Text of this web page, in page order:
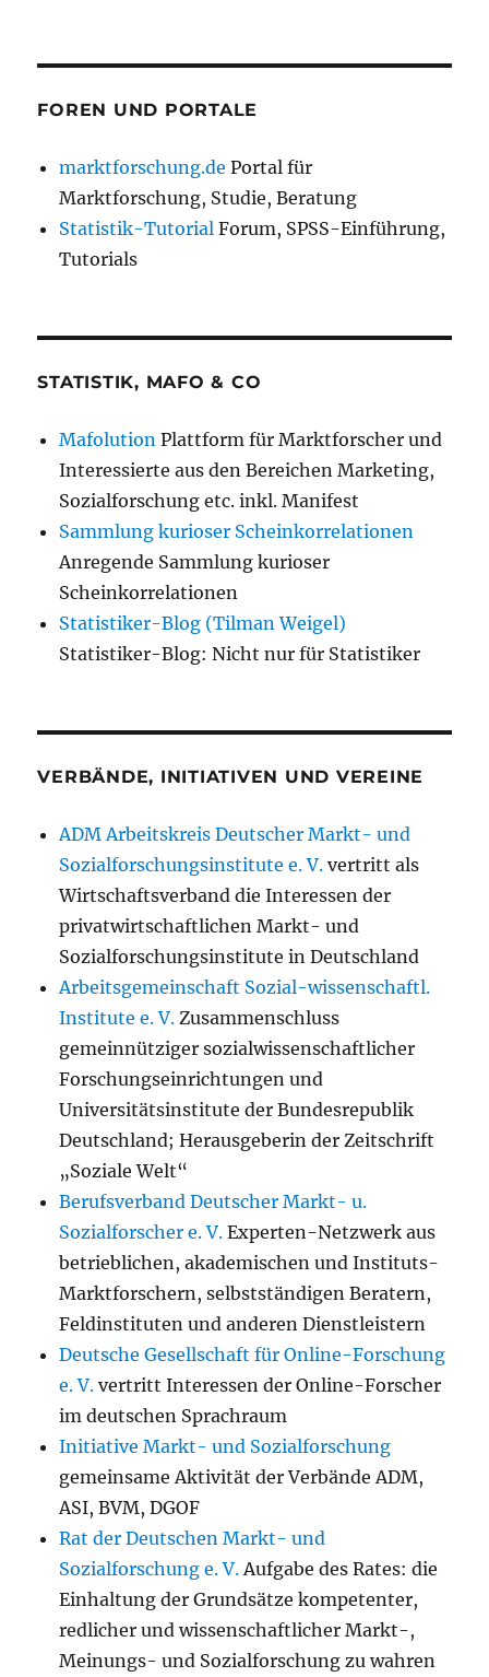
FOREN UND PORTALE
marktforschung.de Portal für
Marktforschung, Studie, Beratung
Statistik-Tutorial Forum, SPSS-Einführung,
Tutorials
STATISTIK, MAFO & CO
Mafolution Plattform für Marktforscher und
Interessierte aus den Bereichen Marketing,
Sozialforschung etc. inkl. Manifest
Sammlung kurioser Scheinkorrelationen
Anregende Sammlung kurioser
Scheinkorrelationen
Statistiker-Blog (Tilman Weigel)
Statistiker-Blog: Nicht nur für Statistiker
VERBÄNDE, INITIATIVEN UND VEREINE
ADM Arbeitskreis Deutscher Markt- und
Sozialforschungsinstitute e. V. vertritt als
Wirtschaftsverband die Interessen der
privatwirtschaftlichen Markt- und
Sozialforschungsinstitute in Deutschland
Arbeitsgemeinschaft Sozial-wissenschaftl.
Institute e. V. Zusammenschluss
gemeinnütziger sozialwissenschaftlicher
Forschungseinrichtungen und
Universitätsinstitute der Bundesrepublik
Deutschland; Herausgeberin der Zeitschrift
„Soziale Welt“
Berufsverband Deutscher Markt- u.
Sozialforscher e. V. Experten-Netzwerk aus
betrieblichen, akademischen und Instituts-
Marktforschern, selbstständigen Beratern,
Feldinstituten und anderen Dienstleistern
Deutsche Gesellschaft für Online-Forschung
e. V. vertritt Interessen der Online-Forscher
im deutschen Sprachraum
Initiative Markt- und Sozialforschung
gemeinsame Aktivität der Verbände ADM,
ASI, BVM, DGOF
Rat der Deutschen Markt- und
Sozialforschung e. V.Aufgabe des Rates: die
Einhaltung der Grundsätze kompetenter,
redlicher und wissenschaftlicher Markt-,
Meinungs- und Sozialforschung zu wahren